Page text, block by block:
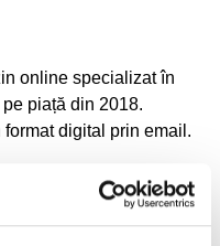
online specializat în
piață din 2018.
digital prin email.
SRL